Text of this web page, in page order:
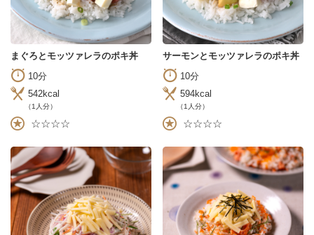
まぐろとモッツァレラのポキ丼
10分
542kcal
（1人分）
☆☆☆☆
サーモンとモッツァレラのポキ丼
10分
594kcal
（1人分）
☆☆☆☆